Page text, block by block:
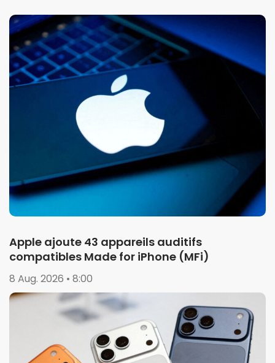
Apple ajoute 43 appareils auditifs
compatibles Made for iPhone (MFi)
8 Aug. 2026 • 8:00